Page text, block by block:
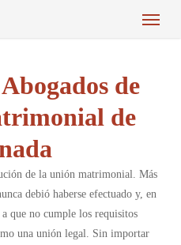
Menu
de
de
de la unión matrimonial. Más
debió haberse efectuado y, en
que no cumple los requisitos
una unión legal. Sin importar